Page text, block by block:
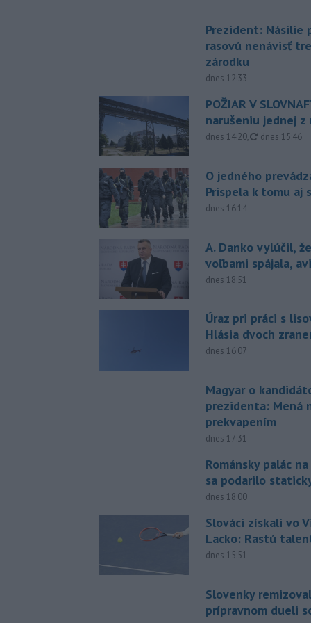
Prezident: Násilie
rasovú nenávisť
zárodku
dnes 12:33
POŽIAR V
narušeniu jednej z
dnes 14:20, aktualizované
dnes 15:46
O jedného
Prispela k tomu aj
dnes 16:14
A. Danko vylúčil,
voľbami spájala,
dnes 18:51
Úraz pri práci s
Hlásia dvoch
dnes 16:07
Magyar o
prezidenta: Mená
prekvapením
dnes 17:31
Románsky palác
sa podarilo
dnes 18:00
Slováci získali vo
Lacko: Rastú
dnes 15:51
Slovenky
prípravnom dueli